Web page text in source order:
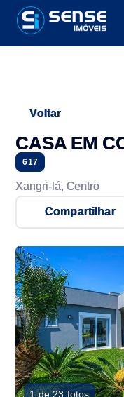
Voltar
CASA EM
617
Xangri-lá, Centro
Compartilhar
1 de 23 fotos